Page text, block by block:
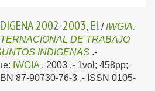
2002-2003, El / IWGIA.
DE TRABAJO
INDIGENAS .-
IWGIA , 2003 .- 1vol; 458pp;
87-90730-76-3 .- ISSN 0105-